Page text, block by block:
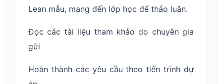
Lean mẫu, mang đến lớp học để thảo luận.
Đọc các tài liệu tham khảo do chuyên gia
gửi
Hoàn thành các yêu cầu theo tiến trình dự